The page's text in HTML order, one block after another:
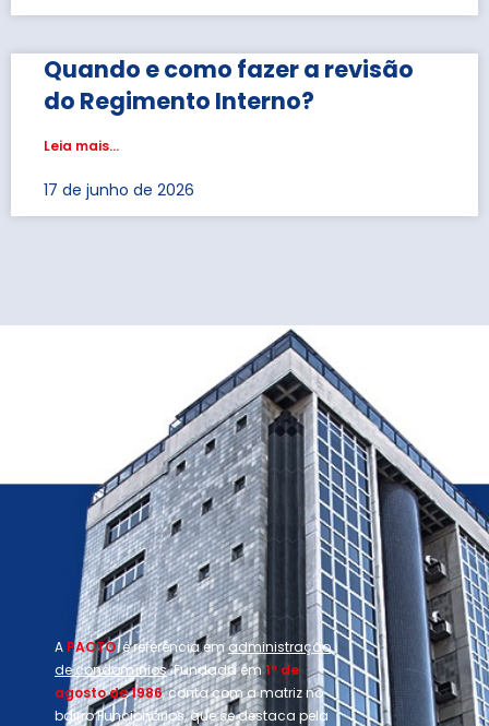
Quando e como fazer a revisão
do Regimento Interno?
Leia mais...
17 de junho de 2026
A PACTOé referência emadministração
de condomínios. Fundada em1º de
agosto de 1986, conta com a matriz no
bairro Funcionários, que se destaca pela